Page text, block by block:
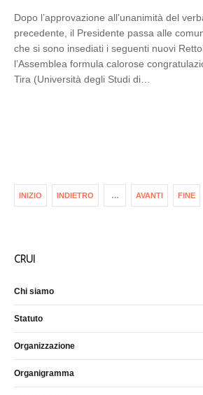
Dopo l’approvazione all’unanimità del
precedente, il Presidente passa alle
che si sono insediati i seguenti nuovi
l’Assemblea formula calorose
Tira (Università degli Studi di…
INIZIO INDIETRO … AVANTI FINE
CRUI
Chi siamo
Statuto
Organizzazione
Organigramma